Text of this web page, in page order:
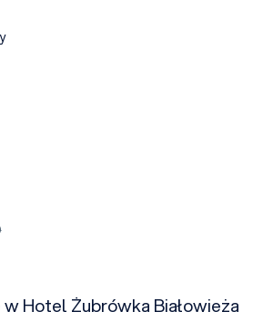
Hotel Żubrówka Białowieża